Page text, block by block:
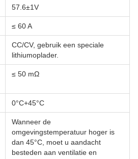
57.6±1V
≤ 60 A
CC/CV, gebruik een speciale
lithiumoplader.
≤ 50 mΩ
0°C+45°C
Wanneer de
omgevingstemperatuur hoger is
dan 45°C, moet u aandacht
besteden aan ventilatie en